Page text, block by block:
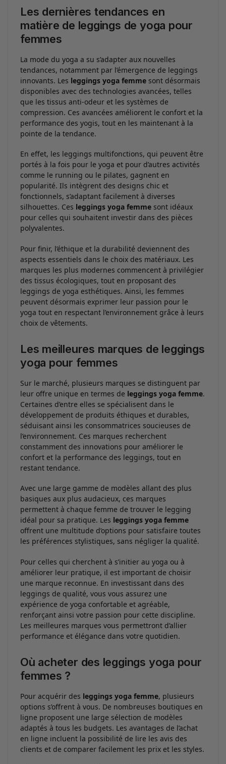
Les dernières tendances en
matière de leggings de yoga pour
femmes
La mode du yoga a su s’adapter aux nouvelles
tendances, notamment par l’émergence de leggings
innovants. Les leggings yoga femme sont désormais
disponibles avec des technologies avancées, telles
que les tissus anti-odeur et les systèmes de
compression. Ces avancées améliorent le confort et la
performance des yogis, tout en les maintenant à la
pointe de la tendance.
En effet, les leggings multifonctions, qui peuvent être
portés à la fois pour le yoga et pour d’autres activités
comme le running ou le pilates, gagnent en
popularité. Ils intègrent des designs chic et
fonctionnels, s’adaptant facilement à diverses
silhouettes. Ces leggings yoga femme sont idéaux
pour celles qui souhaitent investir dans des pièces
polyvalentes.
Pour finir, l’éthique et la durabilité deviennent des
aspects essentiels dans le choix des matériaux. Les
marques les plus modernes commencent à privilégier
des tissus écologiques, tout en proposant des
leggings de yoga esthétiques. Ainsi, les femmes
peuvent désormais exprimer leur passion pour le
yoga tout en respectant l’environnement grâce à leurs
choix de vêtements.
Les meilleures marques de leggings
yoga pour femmes
Sur le marché, plusieurs marques se distinguent par
leur offre unique en termes de leggings yoga femme.
Certaines d’entre elles se spécialisent dans le
développement de produits éthiques et durables,
séduisant ainsi les consommatrices soucieuses de
l’environnement. Ces marques recherchent
constamment des innovations pour améliorer le
confort et la performance des leggings, tout en
restant tendance.
Avec une large gamme de modèles allant des plus
basiques aux plus audacieux, ces marques
permettent à chaque femme de trouver le legging
idéal pour sa pratique. Les leggings yoga femme
offrent une multitude d’options pour satisfaire toutes
les préférences stylistiques, sans négliger la qualité.
Pour celles qui cherchent à s’initier au yoga ou à
améliorer leur pratique, il est important de choisir
une marque reconnue. En investissant dans des
leggings de qualité, vous vous assurez une
expérience de yoga confortable et agréable,
renforçant ainsi votre passion pour cette discipline.
Les meilleures marques vous permettront d’allier
performance et élégance dans votre quotidien.
Où acheter des leggings yoga pour
femmes ?
Pour acquérir des leggings yoga femme, plusieurs
options s’offrent à vous. De nombreuses boutiques en
ligne proposent une large sélection de modèles
adaptés à tous les budgets. Les avantages de l’achat
en ligne incluent la possibilité de lire les avis des
clients et de comparer facilement les prix et les styles.